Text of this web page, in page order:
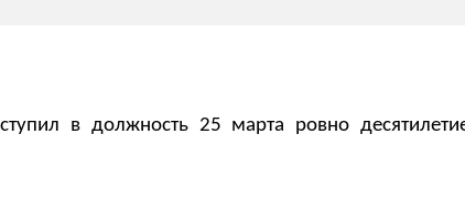
в должность 25 марта ровно